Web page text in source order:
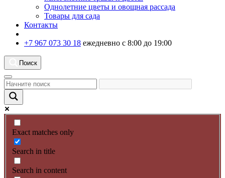
Однолетние цветы и овощная рассада
Товары для сада
Контакты
+7 967 073 30 18 ежедневно с 8:00 до 19:00
Поиск
Exact matches only
Search in title
Search in content